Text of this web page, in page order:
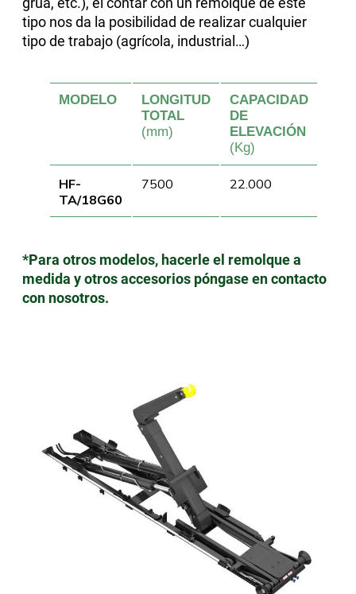
tipo nos da la posibilidad de realizar cualquier
tipo de trabajo (agrícola, industrial…)
MODELO
LONGITUD
TOTAL
(mm)
CAPACIDAD
DE
ELEVACIÓN
(Kg)
HF-
TA/18G60
7500 22.000
*Para otros modelos, hacerle el remolque a
medida y otros accesorios póngase en contacto
con nosotros.